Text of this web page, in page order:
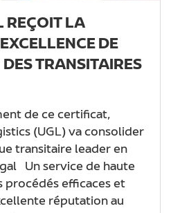
REÇOIT LA
DE
TRANSITAIRES
de ce certificat,
(UGL) va consolider
transitaire leader en
Un service de haute
procédés efficaces et
réputation au